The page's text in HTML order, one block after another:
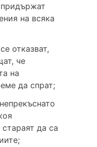
на всяка
отказват,
че
на
да спрат;
да са